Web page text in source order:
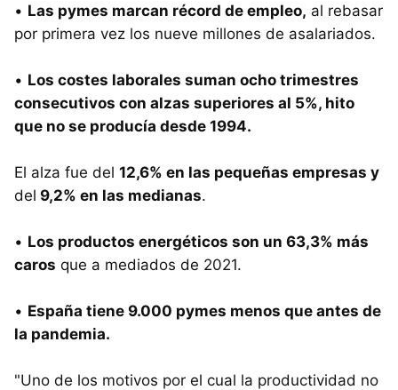
• Las pymes marcan récord de empleo, al rebasar
por primera vez los nueve millones de asalariados.
• Los costes laborales suman ocho trimestres
consecutivos con alzas superiores al 5%, hito
que no se producía desde 1994.
El alza fue del 12,6% en las pequeñas empresas y
del 9,2% en las medianas.
• Los productos energéticos son un 63,3% más
caros que a mediados de 2021.
• España tiene 9.000 pymes menos que antes de
la pandemia.
"Uno de los motivos por el cual la productividad no